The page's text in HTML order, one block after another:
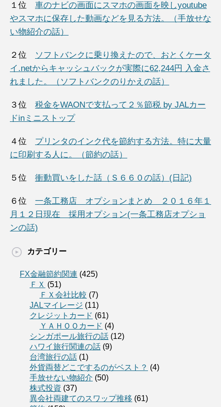
１位 車のナビの画面にスマホの画面を映しyoutube
やスマホに保存した動画などを見る方法。（手放せな
い物紹介の話）
２位
ソフトバンクに乗り換えたので、おとくケータ
イ.netからキャッシュバックが実際に62,244円 入金さ
れました。（ソフトバンクのりかえの話）
３位 税金をWAONで支払って２％節税 by JALカー
ドinミニストップ
４位 プリンタのインク代を節約する方法。特に大量
に印刷する人に。（節約の話）
５位 衝動買いをした話（Ｓ６６０の話）(日記)
６位 一条工務店 オプションまとめ ２０１６年１
月１２日現在 採用オプション(一条工務店オプショ
ンの話)
カテゴリー
FX金融節約関連 (425)
ＦＸ (51)
ＦＸ会社比較 (7)
JALマイレージ (11)
クレジットカード (61)
ＹＡＨＯＯカード (4)
シンガポール旅行の話 (12)
ハワイ旅行関連の話 (9)
台湾旅行の話 (1)
外貨両替どこでするのがベスト？ (4)
手放せない物紹介 (50)
株式投資 (37)
異会社両建てのスワップ推移 (61)